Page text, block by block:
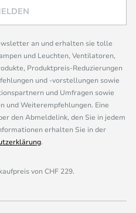
an und erhalten sie tolle
und Leuchten, Ventilatoren,
Produktpreis-Reduzierungen
und -vorstellungen sowie
und Umfragen sowie
und Weiterempfehlungen. Eine
den Abmeldelink, den Sie in jedem
erhalten Sie in der
.
von CHF 229.